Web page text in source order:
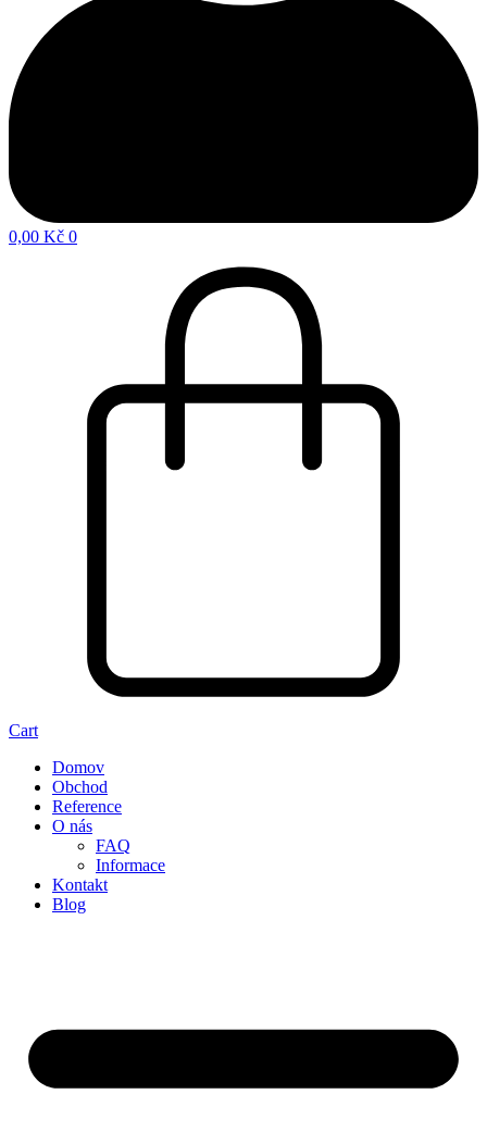
0,00 Kč 0
Cart
Domov
Obchod
Reference
O nás
FAQ
Informace
Kontakt
Blog